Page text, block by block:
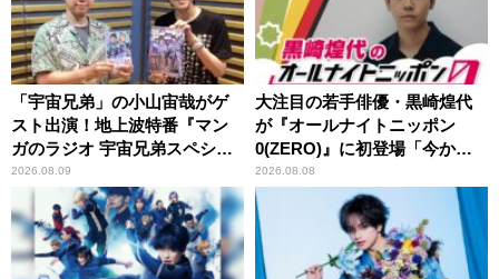
「宇宙兄弟」の小山宙哉がゲ
スト出演！地上波特番『マン
ガのラジオ 宇宙兄弟スペシャ
ル 』
2026.08.09
大注目の若手俳優・黒崎煌代
が『オールナイトニッポン
0(ZERO)』に初登場「今から
とてもワクワクしておりま
す！」
2026.08.08